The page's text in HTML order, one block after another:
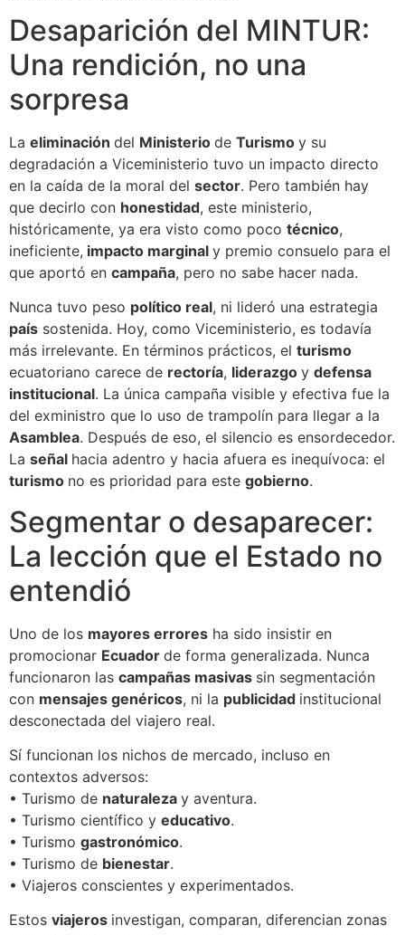
Desaparición del MINTUR:
Una rendición, no una
sorpresa
La eliminación del Ministerio de Turismo y su
degradación a Viceministerio tuvo un impacto directo
en la caída de la moral del sector. Pero también hay
que decirlo con honestidad, este ministerio,
históricamente, ya era visto como poco técnico,
ineficiente, impacto marginal y premio consuelo para el
que aportó en campaña, pero no sabe hacer nada.
Nunca tuvo peso político real, ni lideró una estrategia
país sostenida. Hoy, como Viceministerio, es todavía
más irrelevante. En términos prácticos, el turismo
ecuatoriano carece de rectoría, liderazgo y defensa
institucional. La única campaña visible y efectiva fue la
del exministro que lo uso de trampolín para llegar a la
Asamblea. Después de eso, el silencio es ensordecedor.
La señal hacia adentro y hacia afuera es inequívoca: el
turismo no es prioridad para este gobierno.
Segmentar o desaparecer:
La lección que el Estado no
entendió
Uno de los mayores errores ha sido insistir en
promocionar Ecuador de forma generalizada. Nunca
funcionaron las campañas masivas sin segmentación
con mensajes genéricos, ni la publicidad institucional
desconectada del viajero real.
Sí funcionan los nichos de mercado, incluso en
contextos adversos:
• Turismo de naturaleza y aventura.
• Turismo científico y educativo.
• Turismo gastronómico.
• Turismo de bienestar.
• Viajeros conscientes y experimentados.
Estos viajeros investigan, comparan, diferencian zonas